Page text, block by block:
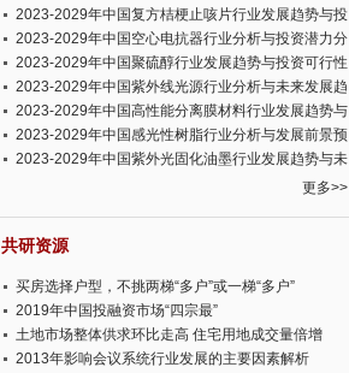
投资可行性报告
2023-2029年中国复方桔梗止咳片行业发展趋势与投
资潜力分析报告
2023-2029年中国空心电抗器行业分析与投资潜力分
析报告
2023-2029年中国聚硫醇行业发展趋势与投资可行性
报告
2023-2029年中国紫外线光源行业分析与未来发展趋
势报告
2023-2029年中国高性能分离膜材料行业发展趋势与
发展前景预测报告
2023-2029年中国感光性树脂行业分析与发展前景预
测报告
2023-2029年中国紫外光固化油墨行业发展趋势与未
更多>>
共研资源
买房选择户型，不挑两梯“多户”或一梯“多户”
2019年中国投融资市场“四宗最”
土地市场整体供求环比走高 住宅用地成交量倍增
2013年影响会议系统行业发展的主要因素解析